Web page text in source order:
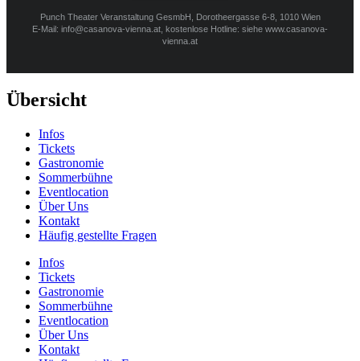
Punch Theater Veranstaltung GesmbH, Dorotheergasse 6-8, 1010 Wien
E-Mail: info@casanova-vienna.at, kostenlose Hotline: siehe www.casanova-
vienna.at
Übersicht
Infos
Tickets
Gastronomie
Sommerbühne
Eventlocation
Über Uns
Kontakt
Häufig gestellte Fragen
Infos
Tickets
Gastronomie
Sommerbühne
Eventlocation
Über Uns
Kontakt